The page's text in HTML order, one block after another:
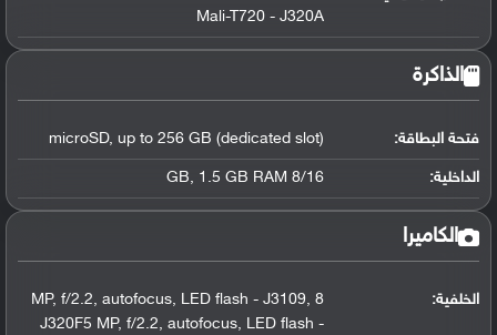
Mali-T720 - J320A
الذاكرة
فتحة البطاقة: microSD, up to 256 GB (dedicated slot)
الداخلية: 8/16 GB, 1.5 GB RAM
الكاميرا
الخلفية:
8 MP, f/2.2, autofocus, LED flash - J3109,
J320F5 MP, f/2.2, autofocus, LED flash -